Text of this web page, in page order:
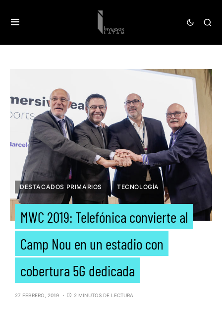
DESTACADOS PRIMARIOS TECNOLOGÍA
MWC 2019: Telefónica convierte al
Camp Nou en un estadio con
cobertura 5G dedicada
27 FEBRERO, 2019 2 MINUTOS DE LECTURA